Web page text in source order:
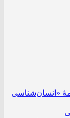
«انسان‌شناسی